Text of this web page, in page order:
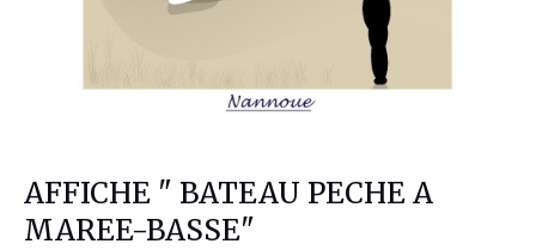
AFFICHE " BATEAU PECHE A
MAREE-BASSE"